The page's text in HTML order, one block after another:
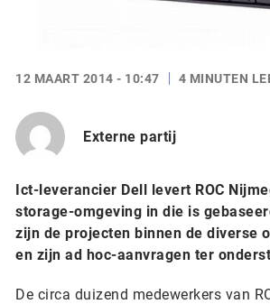
12 MAART 2014 - 10:47 4 MINUTEN
Externe partij
Ict-leverancier Dell levert ROC
storage-omgeving in die is
zijn de projecten binnen de diverse
en zijn ad hoc-aanvragen ter
De circa duizend medewerkers van